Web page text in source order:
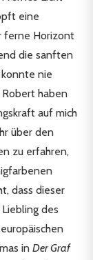
eine
ferne Horizont
die sanften
nie
haben
auf mich
über den
zu erfahren,
dass dieser
des
in Der Graf